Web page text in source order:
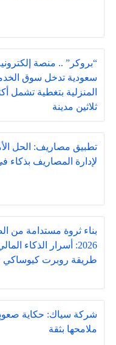
“بروكر” .. منصة
سعودية تدخل سوق
المنزلية بتغطية تشمل
ثلاثين مدينة
تطبيق مصاريف: الحل
لإدارة المصاريف بذكاء في
بناء ثروة مستدامة من
2026: أسرار الذكاء
طريقة روبرت كيوساكي
شركة سياك: حكاية
ملامحها بثقة